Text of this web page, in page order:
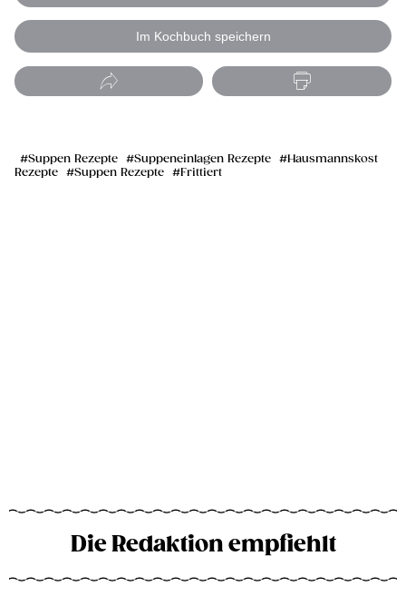
Im Kochbuch speichern
Suppen Rezepte Suppeneinlagen Rezepte
Hausmannskost
Rezepte
Suppen Rezepte Frittiert
Die Redaktion empfiehlt